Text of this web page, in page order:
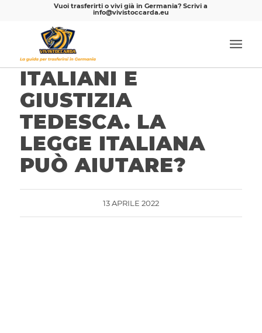
Vuoi trasferirti o vivi già in Germania? Scrivi a
info@vivistoccarda.eu
ITALIANI E
GIUSTIZIA
TEDESCA. LA
LEGGE ITALIANA
PUÒ AIUTARE?
13 APRILE 2022